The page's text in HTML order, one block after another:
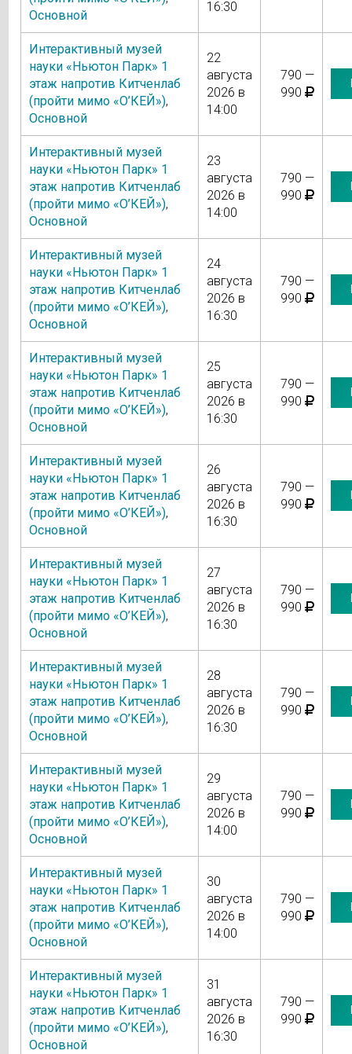
Основной
16:30
Интерактивный музей
науки «Ньютон Парк» 1
этаж напротив Китченлаб
(пройти мимо «О’КЕЙ»),
Основной
22
августа
2026 в
14:00
790 —
990
Интерактивный музей
науки «Ньютон Парк» 1
этаж напротив Китченлаб
(пройти мимо «О’КЕЙ»),
Основной
23
августа
2026 в
14:00
790 —
990
Интерактивный музей
науки «Ньютон Парк» 1
этаж напротив Китченлаб
(пройти мимо «О’КЕЙ»),
Основной
24
августа
2026 в
16:30
790 —
990
Интерактивный музей
науки «Ньютон Парк» 1
этаж напротив Китченлаб
(пройти мимо «О’КЕЙ»),
Основной
25
августа
2026 в
16:30
790 —
990
Интерактивный музей
науки «Ньютон Парк» 1
этаж напротив Китченлаб
(пройти мимо «О’КЕЙ»),
Основной
26
августа
2026 в
16:30
790 —
990
Интерактивный музей
науки «Ньютон Парк» 1
этаж напротив Китченлаб
(пройти мимо «О’КЕЙ»),
Основной
27
августа
2026 в
16:30
790 —
990
Интерактивный музей
науки «Ньютон Парк» 1
этаж напротив Китченлаб
(пройти мимо «О’КЕЙ»),
Основной
28
августа
2026 в
16:30
790 —
990
Интерактивный музей
науки «Ньютон Парк» 1
этаж напротив Китченлаб
(пройти мимо «О’КЕЙ»),
Основной
29
августа
2026 в
14:00
790 —
990
Интерактивный музей
науки «Ньютон Парк» 1
этаж напротив Китченлаб
(пройти мимо «О’КЕЙ»),
Основной
30
августа
2026 в
14:00
790 —
990
Интерактивный музей
науки «Ньютон Парк» 1
этаж напротив Китченлаб
(пройти мимо «О’КЕЙ»),
Основной
31
августа
2026 в
16:30
790 —
990